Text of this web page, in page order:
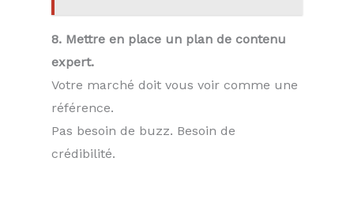
8. Mettre en place un plan de contenu
expert.
Votre marché doit vous voir comme une
référence.
Pas besoin de buzz. Besoin de
crédibilité.